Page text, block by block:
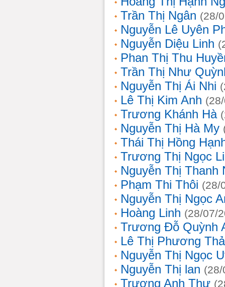
Trần Thị Ngân (28/
Nguyễn Lê Uyên
Nguyễn Diệu Linh
Phan Thị Thu
Trần Thị Như
Nguyễn Thị Ái Nhi
Lê Thị Kim Anh
Trương Khánh Hà
Nguyễn Thị Hà My
Thái Thị Hồng
Trương Thị Ngọc
Nguyễn Thị Thanh
Phạm Thi Thôi (28/
Nguyễn Thị Ngọc
Hoàng Linh (28/07/
Trương Đỗ Quỳnh
Lê Thị Phương
Nguyễn Thị Ngọc
Nguyễn Thị lan
Trương Anh Thư